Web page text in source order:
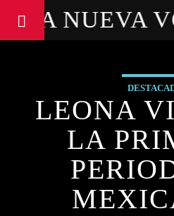
LA NUEVA
LEONA
LA